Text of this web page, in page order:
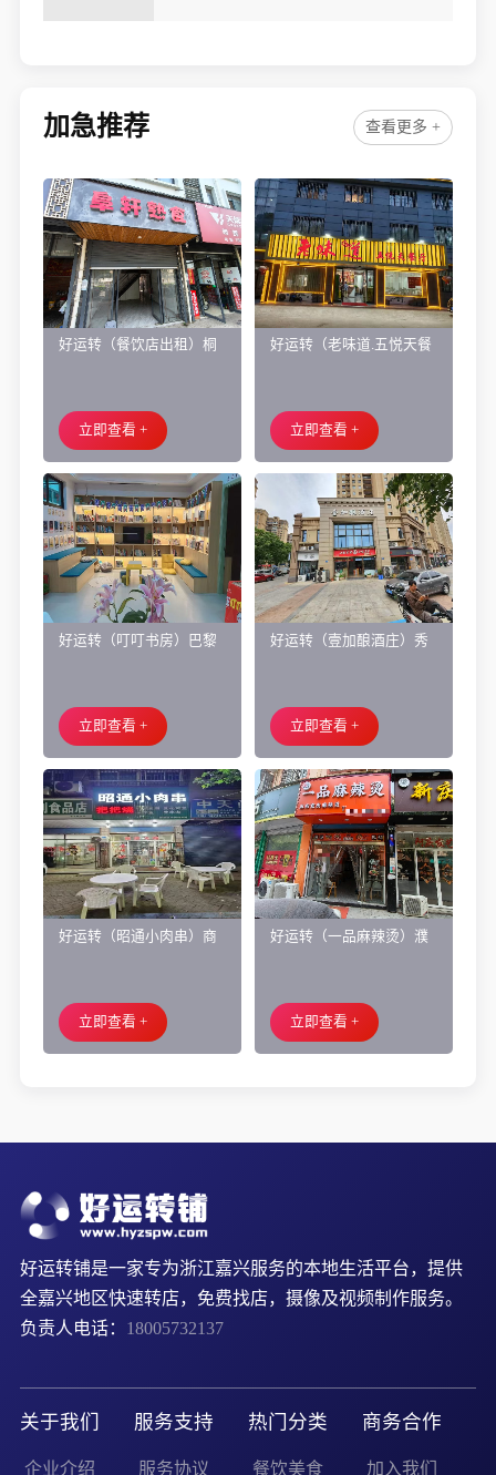
加急推荐 查看更多 +
好运转（餐饮店出租）桐
面旺铺出租
立即查看 +
好运转（老味道.五悦天餐
让、主要房租低
立即查看 +
好运转（叮叮书房）巴黎
培训班带生源转让
立即查看 +
好运转（壹加酿酒庄）秀
庄、空店铺转让
立即查看 +
好运转（昭通小肉串）商
外摆、 房租2.2万/年
立即查看 +
好运转（一品麻辣烫）濮
小吃店转让
立即查看 +
好运转铺是一家专为浙江嘉兴服务的本地生活平台，提供
全嘉兴地区快速转店，免费找店，摄像及视频制作服务。
负责人电话： 18005732137
关于我们
企业介绍
服务支持
服务协议
热门分类
餐饮美食
商务合作
加入我们